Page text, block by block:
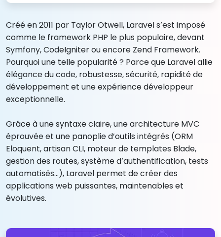
Créé en 2011 par Taylor Otwell, Laravel s’est imposé
comme le framework PHP le plus populaire, devant
Symfony, CodeIgniter ou encore Zend Framework.
Pourquoi une telle popularité ? Parce que Laravel allie
élégance du code, robustesse, sécurité, rapidité de
développement et une expérience développeur
exceptionnelle.
Grâce à une syntaxe claire, une architecture MVC
éprouvée et une panoplie d’outils intégrés (ORM
Eloquent, artisan CLI, moteur de templates Blade,
gestion des routes, système d’authentification, tests
automatisés…), Laravel permet de créer des
applications web puissantes, maintenables et
évolutives.